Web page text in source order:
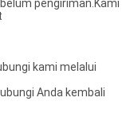
pengiriman.Kami
kami melalui
Anda kembali